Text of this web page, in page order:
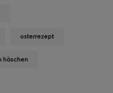
osterrezept
häschen